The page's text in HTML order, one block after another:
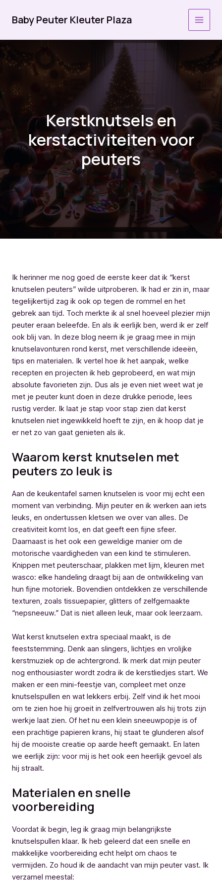
naar
inhoud
Baby Peuter Kleuter Plaza
Kerstknutsels en
kerstactiviteiten voor
peuters
Ik herinner me nog goed de eerste keer dat ik “kerst
knutselen peuters” wilde uitproberen. Ik had er zin in, maar
tegelijkertijd zag ik ook op tegen de rommel en het
gebrek aan tijd. Toch merkte ik al snel hoeveel plezier mijn
peuter eraan beleefde. En als ik eerlijk ben, werd ik er zelf
ook blij van. In deze blog neem ik je graag mee in mijn
knutselavonturen rond kerst, met verschillende ideeën,
tips en materialen. Ik vertel hoe ik het aanpak, welke
recepten en projecten ik heb geprobeerd, en wat mijn
absolute favorieten zijn. Dus als je even niet weet wat je
met je peuter kunt doen in deze drukke periode, lees
rustig verder. Ik laat je stap voor stap zien dat kerst
knutselen niet ingewikkeld hoeft te zijn, en ik hoop dat je
er net zo van gaat genieten als ik.
Waarom kerst knutselen met
peuters zo leuk is
Aan de keukentafel samen knutselen is voor mij echt een
moment van verbinding. Mijn peuter en ik werken aan iets
leuks, en ondertussen kletsen we over van alles. De
creativiteit komt los, en dat geeft een fijne sfeer.
Daarnaast is het ook een geweldige manier om de
motorische vaardigheden van een kind te stimuleren.
Knippen met peuterschaar, plakken met lijm, kleuren met
wasco: elke handeling draagt bij aan de ontwikkeling van
hun fijne motoriek. Bovendien ontdekken ze verschillende
texturen, zoals tissuepapier, glitters of zelfgemaakte
“nepsneeuw.” Dat is niet alleen leuk, maar ook leerzaam.
Wat kerst knutselen extra speciaal maakt, is de
feeststemming. Denk aan slingers, lichtjes en vrolijke
kerstmuziek op de achtergrond. Ik merk dat mijn peuter
nog enthousiaster wordt zodra ik de kerstliedjes start. We
maken er een mini-feestje van, compleet met onze
knutselspullen en wat lekkers erbij. Zelf vind ik het mooi
om te zien hoe hij groeit in zelfvertrouwen als hij trots zijn
werkje laat zien. Of het nu een klein sneeuwpopje is of
een prachtige papieren krans, hij staat te glunderen alsof
hij de mooiste creatie op aarde heeft gemaakt. En laten
we eerlijk zijn: voor mij is het ook een heerlijk gevoel als
hij straalt.
Materialen en snelle
voorbereiding
Voordat ik begin, leg ik graag mijn belangrijkste
knutselspullen klaar. Ik heb geleerd dat een snelle en
makkelijke voorbereiding echt helpt om chaos te
vermijden. Zo houd ik de aandacht van mijn peuter vast. Ik
verzamel meestal: